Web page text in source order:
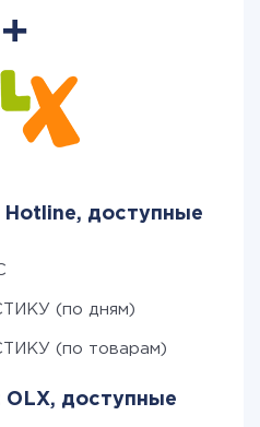
доступные
(по дням)
(по товарам)
доступные